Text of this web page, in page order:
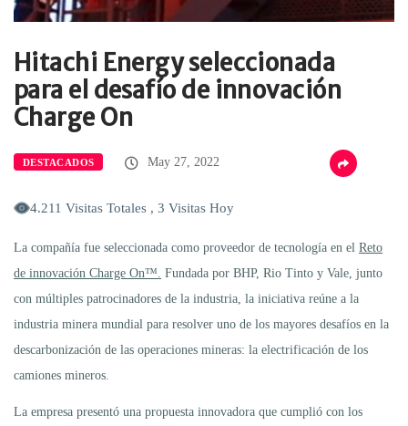
Hitachi Energy seleccionada
para el desafío de innovación
Charge On
DESTACADOS May 27, 2022
4.211 Visitas Totales , 3 Visitas Hoy
La compañía fue seleccionada como proveedor de tecnología en el Reto
de innovación Charge On™. Fundada por BHP, Rio Tinto y Vale, junto
con múltiples patrocinadores de la industria, la iniciativa reúne a la
industria minera mundial para resolver uno de los mayores desafíos en la
descarbonización de las operaciones mineras: la electrificación de los
camiones mineros.
La empresa presentó una propuesta innovadora que cumplió con los